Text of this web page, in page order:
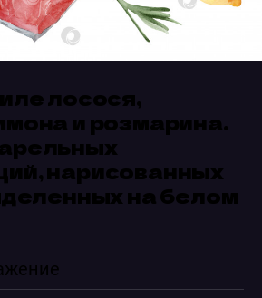
лосося,
и розмарина.
нарисованных
на белом